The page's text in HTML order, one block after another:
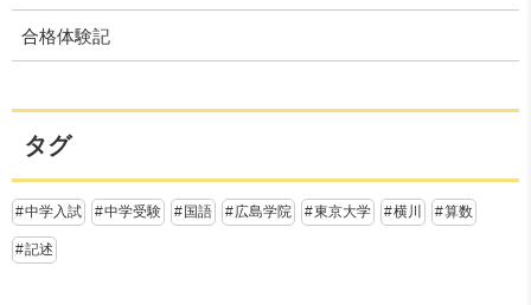
合格体験記
タグ
中学入試 中学受験 国語 広島学院 東京大学 横川 算数
記述